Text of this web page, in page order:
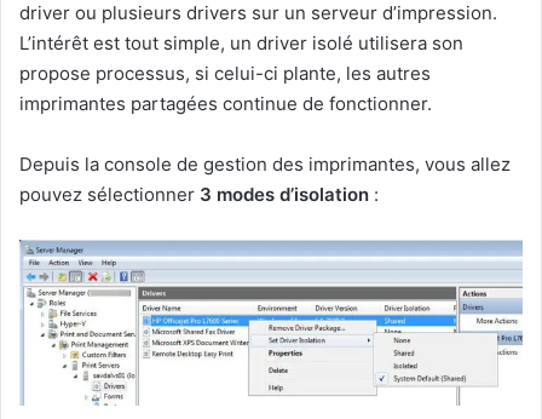
driver ou plusieurs drivers sur un serveur d’impression.
L’intérêt est tout simple, un driver isolé utilisera son
propose processus, si celui-ci plante, les autres
imprimantes partagées continue de fonctionner.
Depuis la console de gestion des imprimantes, vous allez
pouvez sélectionner 3 modes d’isolation :